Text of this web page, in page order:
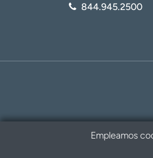
844.945.2500
Empleamos